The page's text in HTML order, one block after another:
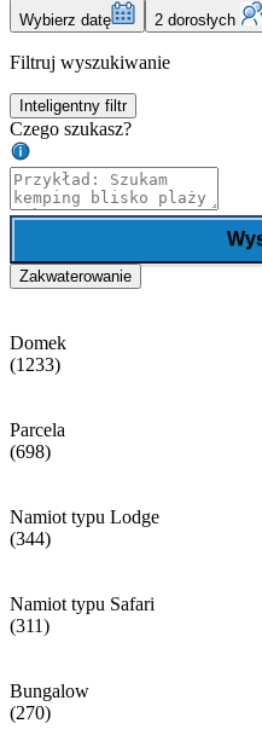
Wybierz datę 2 dorosłych
Filtruj wyszukiwanie
Inteligentny filtr
Czego szukasz?
Zakwaterowanie
Domek
(1233)
Parcela
(698)
Namiot typu Lodge
(344)
Namiot typu Safari
(311)
Bungalow
(270)